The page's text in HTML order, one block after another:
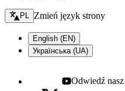
Zmień język - bieżący:
PL Zmień język strony
English (EN)
Українська (UA)
Youtube - otwiera się
Odwiedź